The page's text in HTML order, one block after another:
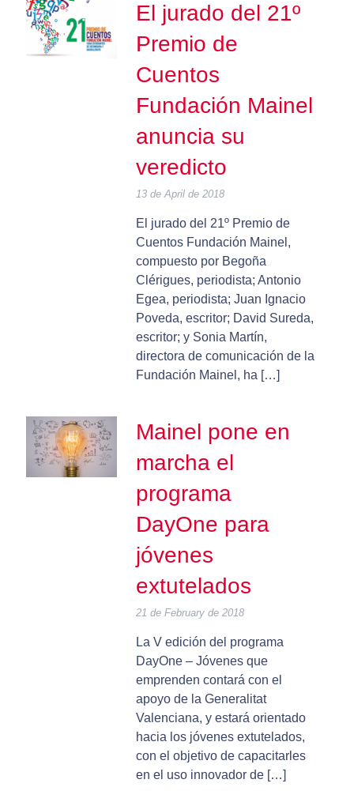
El jurado del 21º
Premio de
Cuentos
Fundación Mainel
anuncia su
veredicto
13 de April de 2018
El jurado del 21º Premio de
Cuentos Fundación Mainel,
compuesto por Begoña
Clérigues, periodista; Antonio
Egea, periodista; Juan Ignacio
Poveda, escritor; David Sureda,
escritor; y Sonia Martín,
directora de comunicación de la
Fundación Mainel, ha […]
Mainel pone en
marcha el
programa
DayOne para
jóvenes
extutelados
21 de February de 2018
La V edición del programa
DayOne – Jóvenes que
emprenden contará con el
apoyo de la Generalitat
Valenciana, y estará orientado
hacia los jóvenes extutelados,
con el objetivo de capacitarles
en el uso innovador de […]